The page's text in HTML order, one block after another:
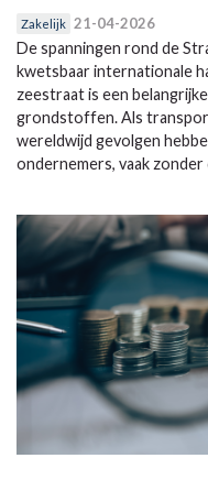
Zakelijk 21-04-2026
De spanningen rond de
kwetsbaar internationale
zeestraat is een
grondstoffen. Als
wereldwijd gevolgen
ondernemers, vaak